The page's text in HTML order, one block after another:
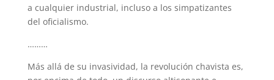
a cualquier industrial, incluso a los simpatizantes
del oficialismo.
………
Más allá de su invasividad, la revolución chavista es,